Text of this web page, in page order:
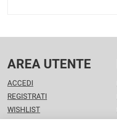
AREA UTENTE
ACCEDI
REGISTRATI
WISHLIST